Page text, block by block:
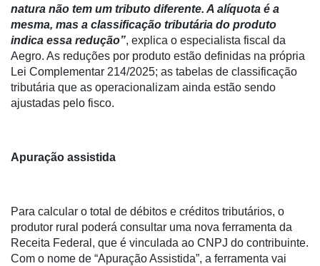
natura não tem um tributo diferente. A alíquota é a
mesma, mas a classificação tributária do produto
indica essa redução”, explica o especialista fiscal da
Aegro. As reduções por produto estão definidas na própria
Lei Complementar 214/2025; as tabelas de classificação
tributária que as operacionalizam ainda estão sendo
ajustadas pelo fisco.
Apuração assistida
Para calcular o total de débitos e créditos tributários, o
produtor rural poderá consultar uma nova ferramenta da
Receita Federal, que é vinculada ao CNPJ do contribuinte.
Com o nome de “Apuração Assistida”, a ferramenta vai